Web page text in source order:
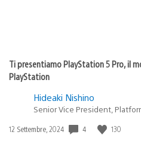
Ti presentiamo PlayStation 5 Pro, il
PlayStation
Hideaki Nishino
Senior Vice President,
Data
12 Settembre, 2024 4 130